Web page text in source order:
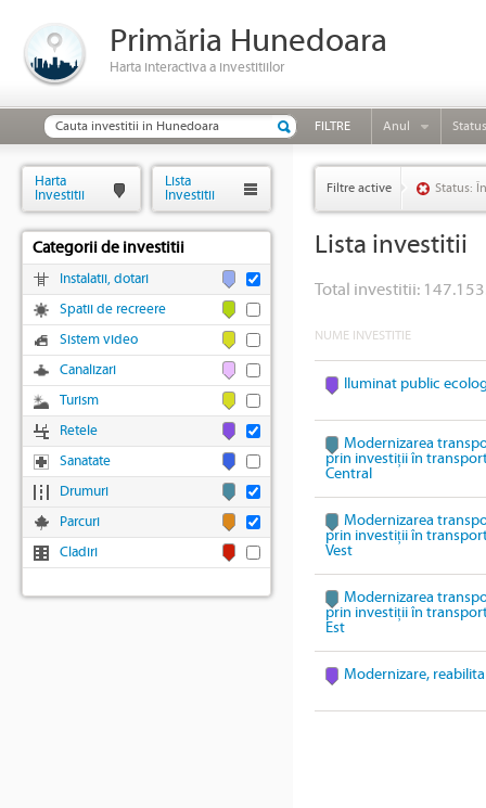
Primăria Hunedoara
Harta interactiva a investitiilor
FILTRE Anul Status
Filtre active Status:
Lista investitii
Total investitii:
NUME INVESTITIE
Iluminat public
Modernizarea
prin investiții în
Central
Modernizarea
prin investiții în
Vest
Modernizarea
prin investiții în
Est
Modernizare,
Harta
Investitii
Lista
Investitii
Categorii de investitii
Instalatii, dotari
Spatii de recreere
Sistem video
Canalizari
Turism
Retele
Sanatate
Drumuri
Parcuri
Cladiri